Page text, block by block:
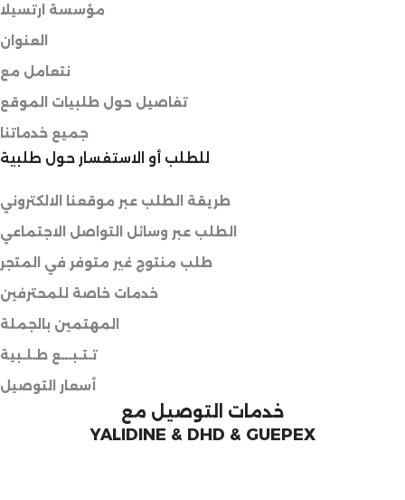
مؤسسة ارتسيلا
العنوان
نتعامل مع
تفاصيل حول طلبيات الموقع
جميع خدماتنا
للطلب أو الاستفسار حول طلبية
طريقة الطلب عبر موقعنا الالكتروني
الطلب عبر وسائل التواصل الاجتماعي
طلب منتوج غير متوفر في المتجر
خدمات خاصة للمحترفين
المهتمين بالجملة
تـتـبـــع طـلـبية
أسعار التوصيل
خدمات التوصيل مع
YALIDINE & DHD & GUEPEX